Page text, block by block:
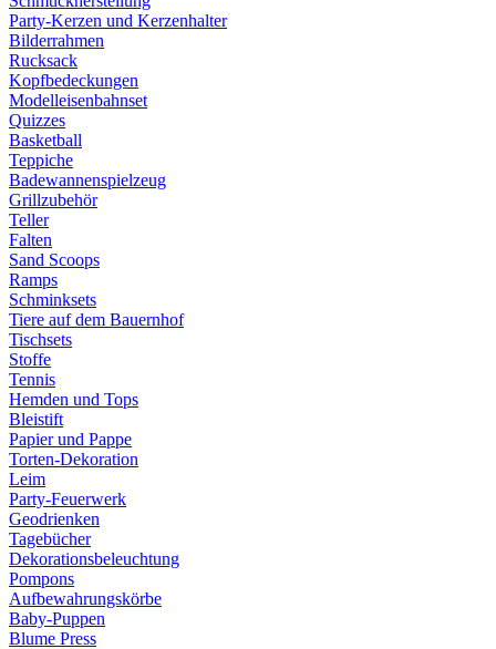
Party-Kerzen und Kerzenhalter
Bilderrahmen
Rucksack
Kopfbedeckungen
Modelleisenbahnset
Quizzes
Basketball
Teppiche
Badewannenspielzeug
Grillzubehör
Teller
Falten
Sand Scoops
Ramps
Schminksets
Tiere auf dem Bauernhof
Tischsets
Stoffe
Tennis
Hemden und Tops
Bleistift
Papier und Pappe
Torten-Dekoration
Leim
Party-Feuerwerk
Geodrienken
Tagebücher
Dekorationsbeleuchtung
Pompons
Aufbewahrungskörbe
Baby-Puppen
Blume Press